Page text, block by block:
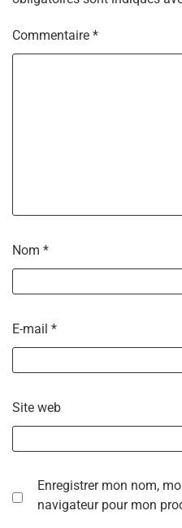
Commentaire *
Nom *
E-mail *
Site web
Enregistrer mon nom,
navigateur pour mon